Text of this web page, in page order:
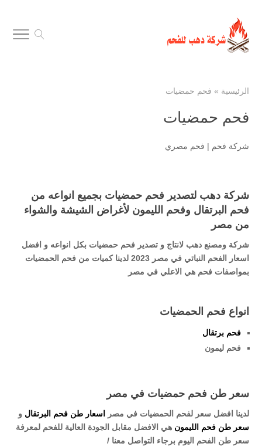
الرئيسية » فحم حمضيات
فحم حمضيات
شركة فحم | فحم مصري
شركة دهب لتصدير فحم حمضيات بجميع انواعه من
فحم البرتقال وفحم الليمون لأغراض الشيشة والشواء
من مصر
شركة ومصنع دهب لانتاج و تصدير فحم حمضيات بكل انواعه و افضل
اسعار الفحم النباتي في مصر 2023 لدينا كميات من فحم الحمضيات
بمواصفات فحم هي الاعلي في مصر
انواع فحم الحمضيات
فحم برتقال
فحم ليمون
سعر طن فحم حمضيات في مصر
لدينا افضل سعر لفحم الحمضيات في مصر اسعار طن فحم البرتقال و
سعر طن فحم الليمون هي الافضل مقابل الجودة العالية للفحم لمعرفة
سعر طن الفحم اليوم برجاء التواصل معنا /